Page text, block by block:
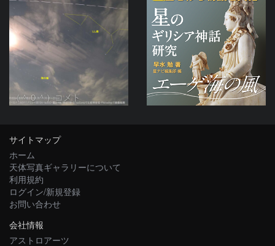
（＾０＾）コメト
サイトマップ
ホーム
天体写真ギャラリーについて
利用規約
ログイン/新規登録
お問い合わせ
会社情報
アストロアーツ